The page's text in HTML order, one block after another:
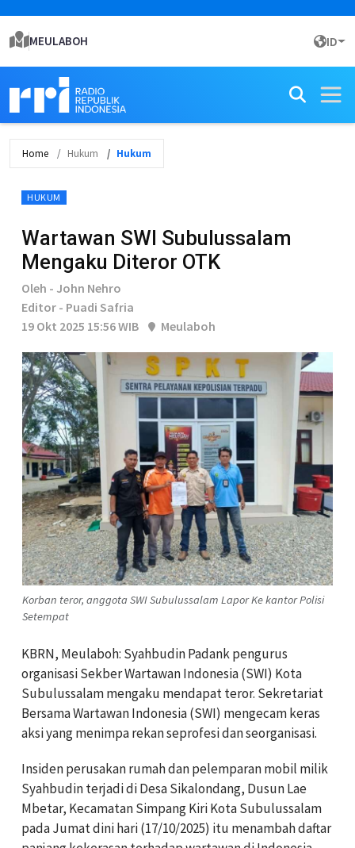
MEULABOH ID
Home Hukum Hukum
HUKUM
Wartawan SWI Subulussalam
Mengaku Diteror OTK
Oleh - John Nehro
Editor - Puadi Safria
19 Okt 2025 15:56 WIB
Meulaboh
Korban teror, anggota SWI Subulussalam Lapor Ke kantor Polisi
Setempat
KBRN, Meulaboh: Syahbudin Padank pengurus
organisasi Sekber Wartawan Indonesia (SWI) Kota
Subulussalam mengaku mendapat teror. Sekretariat
Bersama Wartawan Indonesia (SWI) mengecam keras
aksi yang menimpa rekan seprofesi dan seorganisasi.
Insiden perusakan rumah dan pelemparan mobil milik
Syahbudin terjadi di Desa Sikalondang, Dusun Lae
Mbetar, Kecamatan Simpang Kiri Kota Subulussalam
pada Jumat dini hari (17/10/2025) itu menambah daftar